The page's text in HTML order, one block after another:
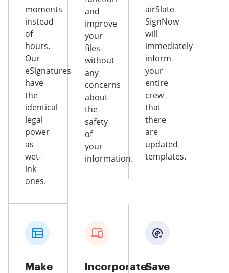
moments
instead
of
hours.
Our
eSignatures
have
the
identical
legal
power
as
wet-
ink
ones.
and
improve
your
files
without
any
concerns
about
the
safety
of
your
information.
airSlate
SignNow
will
immediately
inform
your
entire
crew
that
there
are
updated
templates.
Make
IncorporateSave